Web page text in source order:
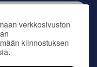
verkkosivuston
kiinnostuksen
Controlsista